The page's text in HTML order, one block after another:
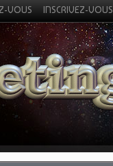
VOUS INSCRIVEZ-VOUS